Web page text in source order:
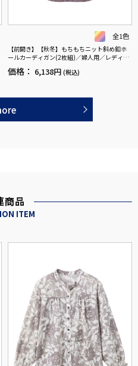
全1色
【前開き】【秋冬】もちもちニット斜め釦ホ
ールカーディガン(2枚組)／婦人用／レディー
ス／シニア／高齢者／おしゃれ／あったか／
ギフト／プレゼント／名前記入欄付／ゆった
価格： 6,138円 (税込)
商品
ITEM